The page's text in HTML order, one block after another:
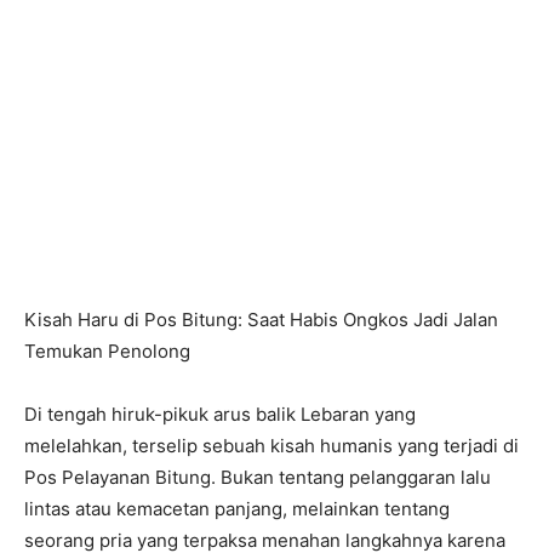
Kisah Haru di Pos Bitung: Saat Habis Ongkos Jadi Jalan
Temukan Penolong
Di tengah hiruk-pikuk arus balik Lebaran yang
melelahkan, terselip sebuah kisah humanis yang terjadi di
Pos Pelayanan Bitung. Bukan tentang pelanggaran lalu
lintas atau kemacetan panjang, melainkan tentang
seorang pria yang terpaksa menahan langkahnya karena